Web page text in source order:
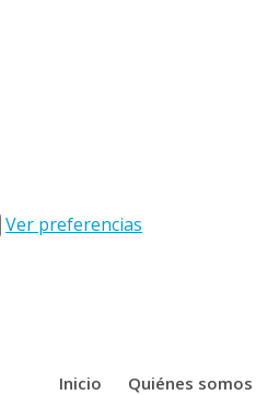
Ver preferencias
Inicio Quiénes somos